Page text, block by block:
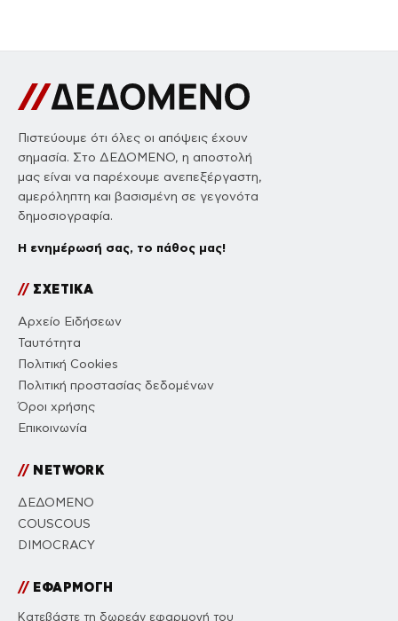
Πιστεύουμε ότι όλες οι απόψεις έχουν
σημασία. Στο ΔΕΔΟΜΕΝΟ, η αποστολή
μας είναι να παρέχουμε ανεπεξέργαστη,
αμερόληπτη και βασισμένη σε γεγονότα
δημοσιογραφία.
Η ενημέρωσή σας, το πάθος μας!
//ΣΧΕΤΙΚΑ
Αρχείο Ειδήσεων
Ταυτότητα
Πολιτική Cookies
Πολιτική προστασίας δεδομένων
Όροι χρήσης
Επικοινωνία
//NETWORK
ΔΕΔΟΜΕΝΟ
COUSCOUS
DIMOCRACY
//ΕΦΑΡΜΟΓΗ
Κατεβάστε τη δωρεάν εφαρμογή του